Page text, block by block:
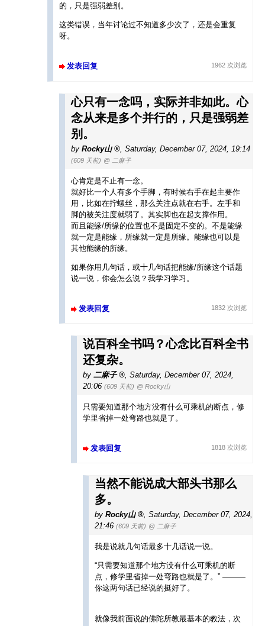
的，只是强弱差别。
这类错误，当年讨论过不知道多少次了，还是会重复
呀。
发表回复 1962 次浏览
心只有一念吗，实际并非如此。心
念从来是多个并行的，只是强弱差
别。
by Rocky山 Saturday, December 07, 2024, 19:14
(609 天前) @ 二麻子
心肯定是不止有一念。
就好比一个人有多个手脚，有时候右手在起主要作
用，比如在拧螺丝，那么关注点就在右手。左手和
脚的被关注度就弱了。其实脚也在起支撑作用。
而且能缘/所缘的位置也不是固定不变的。不是能缘
就一定是能缘，所缘就一定是所缘。能缘也可以是
其他能缘的所缘。
如果你用几句话，或十几句话把能缘/所缘这个话题
说一说，你会怎么说？我学习学习。
发表回复 1832 次浏览
说百科全书吗？心念比百科全书
还复杂。
by 二麻子 , Saturday, December 07, 2024,
20:06 (609 天前) @ Rocky山
只需要知道那个地方没有什么可乘机的断点，修
学里省掉一处弯路也就是了。
发表回复 1818 次浏览
当然不能说成大部头书那么
多。
by Rocky山 , Saturday, December 07, 2024,
21:46 (609 天前) @ 二麻子
我是说就几句话最多十几话说一说。
“只需要知道那个地方没有什么可乘机的断
点，修学里省掉一处弯路也就是了。” ———
你这两句话已经说的挺好了。
就像我前面说的佛陀所教最基本的教法，次